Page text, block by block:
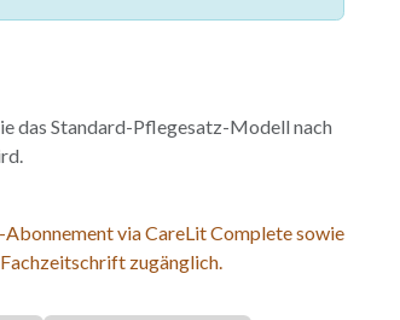
das Standard-Pflegesatz-Modell nach
via CareLit Complete sowie
zugänglich.